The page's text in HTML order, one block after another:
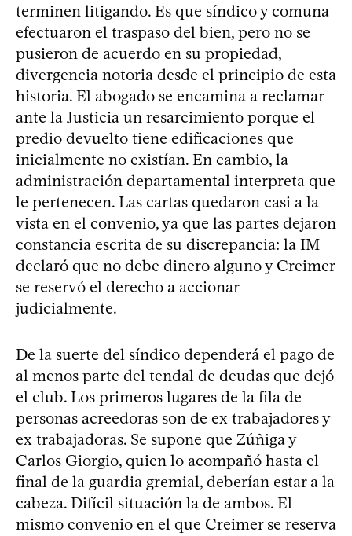
terminen litigando. Es que síndico y comuna
efectuaron el traspaso del bien, pero no se
pusieron de acuerdo en su propiedad,
divergencia notoria desde el principio de esta
historia. El abogado se encamina a reclamar
ante la Justicia un resarcimiento porque el
predio devuelto tiene edificaciones que
inicialmente no existían. En cambio, la
administración departamental interpreta que
le pertenecen. Las cartas quedaron casi a la
vista en el convenio, ya que las partes dejaron
constancia escrita de su discrepancia: la IM
declaró que no debe dinero alguno y Creimer
se reservó el derecho a accionar
judicialmente.
De la suerte del síndico dependerá el pago de
al menos parte del tendal de deudas que dejó
el club. Los primeros lugares de la fila de
personas acreedoras son de ex trabajadores y
ex trabajadoras. Se supone que Zúñiga y
Carlos Giorgio, quien lo acompañó hasta el
final de la guardia gremial, deberían estar a la
cabeza. Difícil situación la de ambos. El
mismo convenio en el que Creimer se reserva